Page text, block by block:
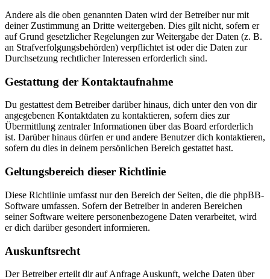
Andere als die oben genannten Daten wird der Betreiber nur mit
deiner Zustimmung an Dritte weitergeben. Dies gilt nicht, sofern er
auf Grund gesetzlicher Regelungen zur Weitergabe der Daten (z. B.
an Strafverfolgungsbehörden) verpflichtet ist oder die Daten zur
Durchsetzung rechtlicher Interessen erforderlich sind.
Gestattung der Kontaktaufnahme
Du gestattest dem Betreiber darüber hinaus, dich unter den von dir
angegebenen Kontaktdaten zu kontaktieren, sofern dies zur
Übermittlung zentraler Informationen über das Board erforderlich
ist. Darüber hinaus dürfen er und andere Benutzer dich kontaktieren,
sofern du dies in deinem persönlichen Bereich gestattet hast.
Geltungsbereich dieser Richtlinie
Diese Richtlinie umfasst nur den Bereich der Seiten, die die phpBB-
Software umfassen. Sofern der Betreiber in anderen Bereichen
seiner Software weitere personenbezogene Daten verarbeitet, wird
er dich darüber gesondert informieren.
Auskunftsrecht
Der Betreiber erteilt dir auf Anfrage Auskunft, welche Daten über